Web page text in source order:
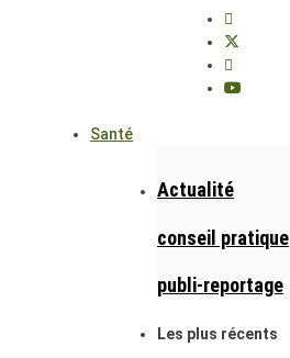
Santé
Actualité
conseil pratique
publi-reportage
Les plus récents